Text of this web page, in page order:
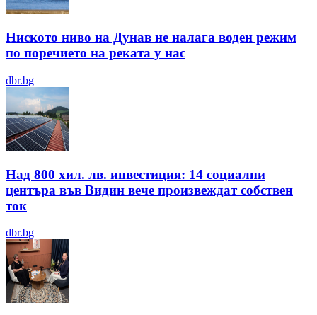
Ниското ниво на Дунав не налага воден режим
по поречието на реката у нас
dbr.bg
Над 800 хил. лв. инвестиция: 14 социални
центъра във Видин вече произвеждат собствен
ток
dbr.bg